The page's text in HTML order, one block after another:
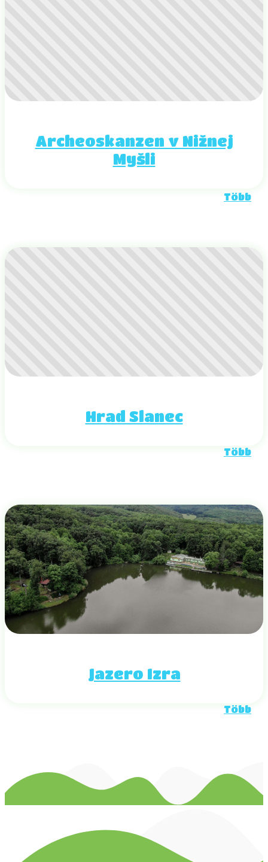
Archeoskanzen v Nižnej
Myšli
Több
Hrad Slanec
Több
Jazero Izra
Több